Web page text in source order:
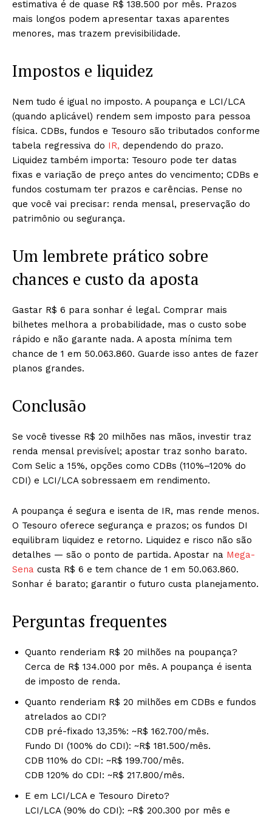
estimativa é de quase R$ 138.500 por mês. Prazos
mais longos podem apresentar taxas aparentes
menores, mas trazem previsibilidade.
Impostos e liquidez
Nem tudo é igual no imposto. A poupança e LCI/LCA
(quando aplicável) rendem sem imposto para pessoa
física. CDBs, fundos e Tesouro são tributados conforme
tabela regressiva do IR, dependendo do prazo.
Liquidez também importa: Tesouro pode ter datas
fixas e variação de preço antes do vencimento; CDBs e
fundos costumam ter prazos e carências. Pense no
que você vai precisar: renda mensal, preservação do
patrimônio ou segurança.
Um lembrete prático sobre
chances e custo da aposta
Gastar R$ 6 para sonhar é legal. Comprar mais
bilhetes melhora a probabilidade, mas o custo sobe
rápido e não garante nada. A aposta mínima tem
chance de 1 em 50.063.860. Guarde isso antes de fazer
planos grandes.
Conclusão
Se você tivesse R$ 20 milhões nas mãos, investir traz
renda mensal previsível; apostar traz sonho barato.
Com Selic a 15%, opções como CDBs (110%–120% do
CDI) e LCI/LCA sobressaem em rendimento.
A poupança é segura e isenta de IR, mas rende menos.
O Tesouro oferece segurança e prazos; os fundos DI
equilibram liquidez e retorno. Liquidez e risco não são
detalhes — são o ponto de partida. Apostar na Mega-
Sena custa R$ 6 e tem chance de 1 em 50.063.860.
Sonhar é barato; garantir o futuro custa planejamento.
Perguntas frequentes
Quanto renderiam R$ 20 milhões na poupança?
Cerca de R$ 134.000 por mês. A poupança é isenta
de imposto de renda.
Quanto renderiam R$ 20 milhões em CDBs e fundos
atrelados ao CDI?
CDB pré-fixado 13,35%: ~R$ 162.700/mês.
Fundo DI (100% do CDI): ~R$ 181.500/mês.
CDB 110% do CDI: ~R$ 199.700/mês.
CDB 120% do CDI: ~R$ 217.800/mês.
E em LCI/LCA e Tesouro Direto?
LCI/LCA (90% do CDI): ~R$ 200.300 por mês e